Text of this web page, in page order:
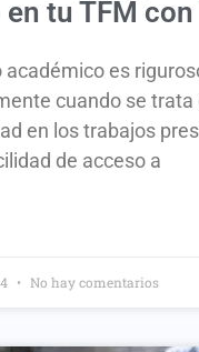
tu TFM
académico es
cuando se trata
en los trabajos
de acceso a
No hay comentarios